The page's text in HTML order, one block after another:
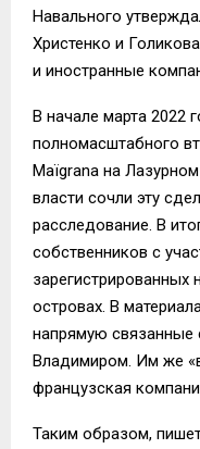
Навального
Христенко и
и иностранные
В начале марта 2022
полномасштабного
Maïgrana на
власти сочли эту
расследование. В
собственников с
зарегистрированных
островах. В
напрямую связанные
Владимиром. Им же
французская
Таким образом,